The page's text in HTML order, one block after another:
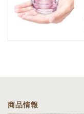
商品情報